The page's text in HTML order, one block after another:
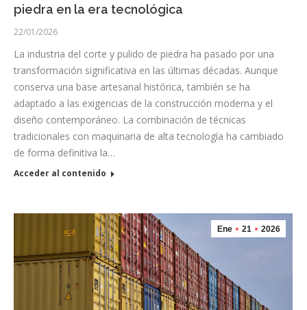
piedra en la era tecnológica
22/01/2026
La industria del corte y pulido de piedra ha pasado por una
transformación significativa en las últimas décadas. Aunque
conserva una base artesanal histórica, también se ha
adaptado a las exigencias de la construcción moderna y el
diseño contemporáneo. La combinación de técnicas
tradicionales con maquinaria de alta tecnología ha cambiado
de forma definitiva la…
Acceder al contenido
Ene 21 2026